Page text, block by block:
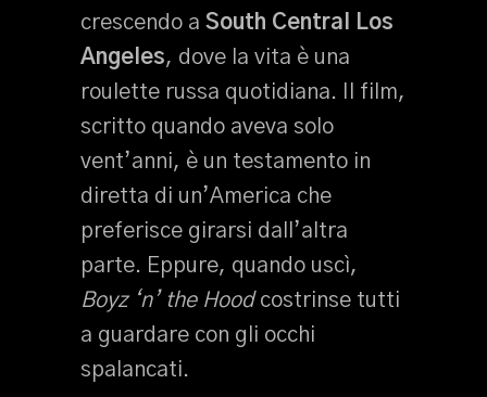
crescendo a South Central Los
Angeles, dove la vita è una
roulette russa quotidiana. Il film,
scritto quando aveva solo
vent’anni, è un testamento in
diretta di un’America che
preferisce girarsi dall’altra
parte. Eppure, quando uscì,
Boyz ‘n’ the Hoodcostrinse tutti
a guardare con gli occhi
spalancati.